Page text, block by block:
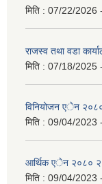
मिति : 07/22/2026
राजस्व तथा वडा
मिति : 07/18/2025
विनियोजन एेन
मिति : 09/04/2023
आर्थिक एेन २०८०
मिति : 09/04/2023